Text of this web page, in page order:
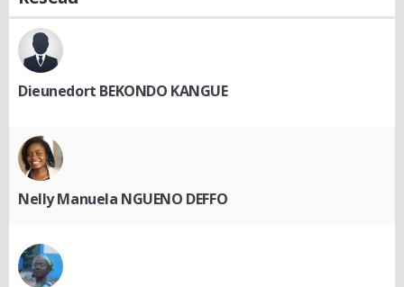
Dieunedort BEKONDO KANGUE
Nelly Manuela NGUENO DEFFO